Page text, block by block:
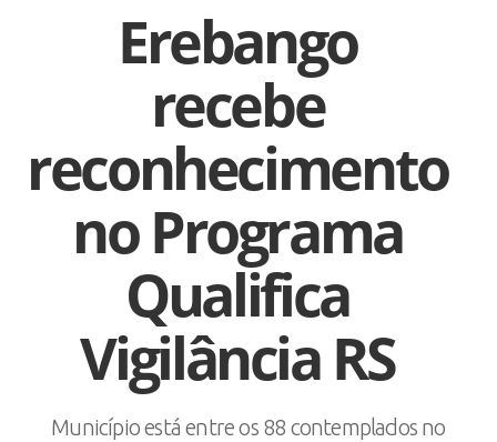
Erebango
recebe
reconhecimento
no Programa
Qualifica
Vigilância RS
Município está entre os 88 contemplados no